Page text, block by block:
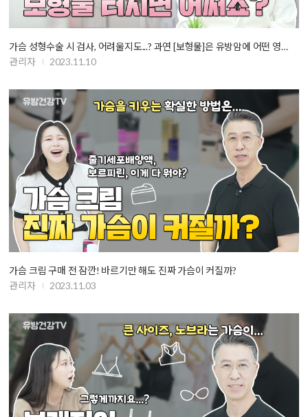
가슴 성형수술 시 검사, 어려울지도...? 과연 [보형물]은 유방암에 어떤 영…
관리자
2023.11.10
가슴 크림 구매 전 잠깐! 바르기만 해도 진짜 가슴이 커질까?
관리자
2023.11.03